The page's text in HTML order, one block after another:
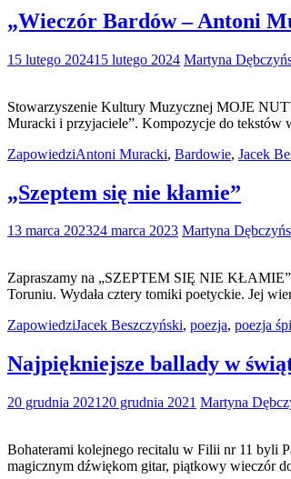
„Wieczór Bardów – Antoni
15 lutego 202415 lutego 2024 Martyna
Stowarzyszenie Kultury Muzycznej MOJE
Muracki i przyjaciele”. Kompozycje do
ZapowiedziAntoni Muracki, Bardowie, Jacek
„Szeptem się nie kłamie”
13 marca 202324 marca 2023 Martyna
Zapraszamy na „SZEPTEM SIĘ NIE
Toruniu. Wydała cztery tomiki poetyckie. Jej
ZapowiedziJacek Beszczyński, poezja, poezja
Najpiękniejsze ballady w
20 grudnia 2021 20 grudnia 2021 Martyna
Bohaterami kolejnego recitalu w Filii nr 11 byli
magicznym dźwiękom gitar, piątkowy wieczór